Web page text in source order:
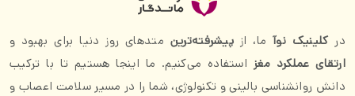
درکلینیک نوآما، از پیشرفته‌ترین متدهای روز دنیا برای بهبود و
ارتقای عملکرد مغز استفاده می‌کنیم. ما اینجا هستیم تا با ترکیب
دانش روانشناسی بالینی و تکنولوژی، شما را در مسیر سلامت اعصاب و